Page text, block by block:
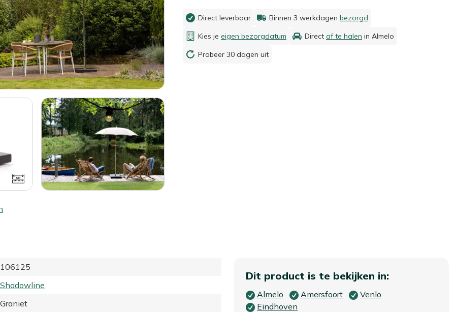
Direct leverbaar Binnen 3 werkdagen bezorgd
Kies je eigen bezorgdatum Direct af te halen in Almelo
Probeer 30 dagen uit
106125
Shadowline
Graniet
Dit product is te bekijken in:
Almelo Amersfoort
Venlo
Eindhoven